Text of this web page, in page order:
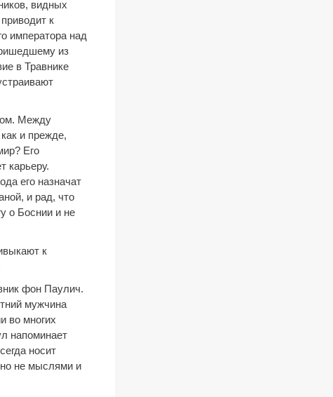
видных
к
императора над
из
в Травнике
Между
и прежде,
Его
карьеру.
его назначат
и рад, что
о Боснии и не
к
фон Паулич.
мужчина
во многих
напоминает
носит
не мыслями и